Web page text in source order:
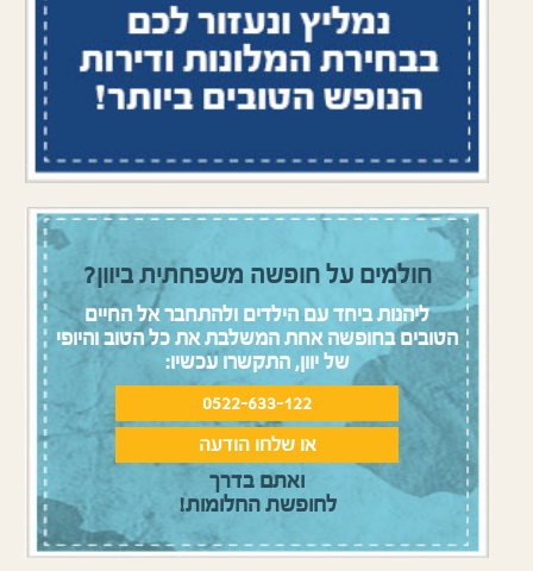
חולמים על חופשה משפחתית ביוון?
ליהנות ביחד עם הילדים ולהתחבר אל החיים
הטובים בחופשה אחת המשלבת את כל הטוב והיופי
של יוון, התקשרו עכשיו:
0522-633-122
או שלחו הודעה
ואתם בדרך
לחופשת החלומות!